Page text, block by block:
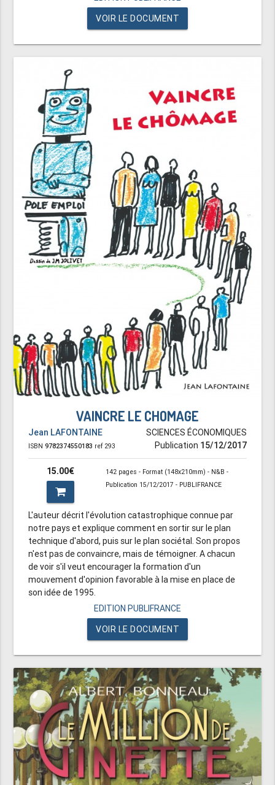
VOIR LE DOCUMENT
VAINCRE LE CHOMAGE
Jean LAFONTAINE
ISBN9782374550183 ref 293
SCIENCES ÉCONOMIQUES
Publication 15/12/2017
15.00€
142 pages - Format (148x210mm) - N&B -
Publication 15/12/2017 - PUBLIFRANCE
L'auteur décrit l'évolution catastrophique connue par
notre pays et explique comment en sortir sur le plan
technique d'abord, puis sur le plan sociétal. Son propos
n'est pas de convaincre, mais de témoigner. A chacun
de voir s'il veut encourager la formation d'un
mouvement d'opinion favorable à la mise en place de
son idée de 1995.
EDITION PUBLIFRANCE
VOIR LE DOCUMENT